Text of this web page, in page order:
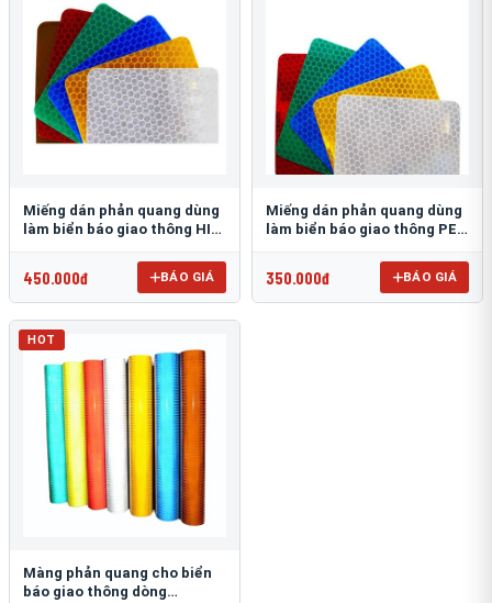
Miếng dán phản quang dùng
làm biển báo giao thông HIP
450.000đ BÁO GIÁ
Miếng dán phản quang dùng
làm biển báo giao thông PEG
350.000đ BÁO GIÁ
HOT
Màng phản quang cho biển
báo giao thông dòng